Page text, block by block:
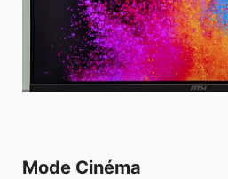
Mode Cinéma